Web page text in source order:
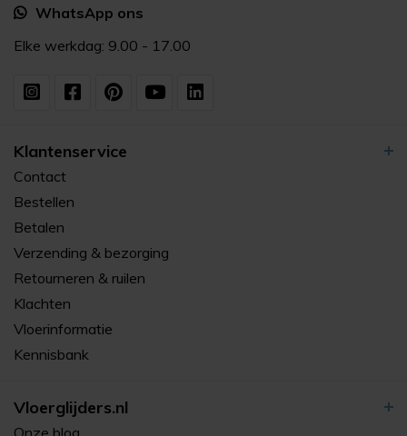
WhatsApp ons
Elke werkdag: 9.00 - 17.00
Klantenservice
Contact
Bestellen
Betalen
Verzending & bezorging
Retourneren & ruilen
Klachten
Vloerinformatie
Kennisbank
Vloerglijders.nl
Onze blog